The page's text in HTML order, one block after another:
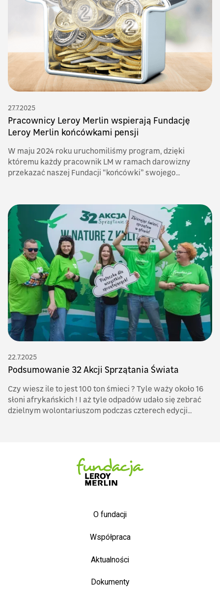
27.7.2025
Pracownicy Leroy Merlin wspierają Fundację
Leroy Merlin końcówkami pensji
W maju 2024 roku uruchomiliśmy program, dzięki
któremu każdy pracownik LM w ramach darowizny
przekazać naszej Fundacji “końcówki” swojego
22.7.2025
Podsumowanie 32 Akcji Sprzątania Świata
Czy wiesz ile to jest 100 ton śmieci ? Tyle waży około 16
słoni afrykańskich ! I aż tyle odpadów udało się zebrać
dzielnym wolontariuszom podczas czterech edycji
O fundacji
Współpraca
Aktualności
Dokumenty